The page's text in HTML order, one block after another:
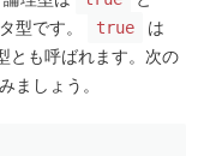
型です。 true
は
とも呼ばれます。次の
ましょう。